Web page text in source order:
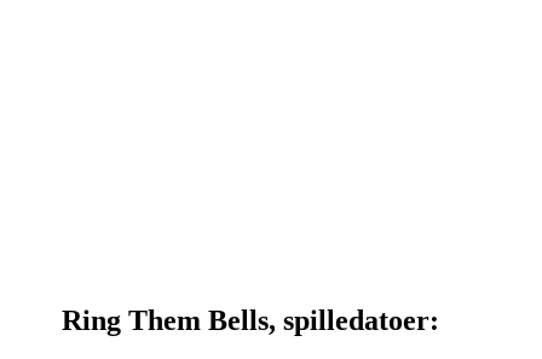
Ring Them Bells, spilledatoer: